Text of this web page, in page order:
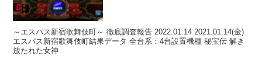
～エスパス新宿歌舞伎町～ 徹底調査報告 2022.01.14 2021.01.14(金)
エスパス新宿歌舞伎町結果データ 全台系：4台設置機種 秘宝伝 解き
放たれた女神